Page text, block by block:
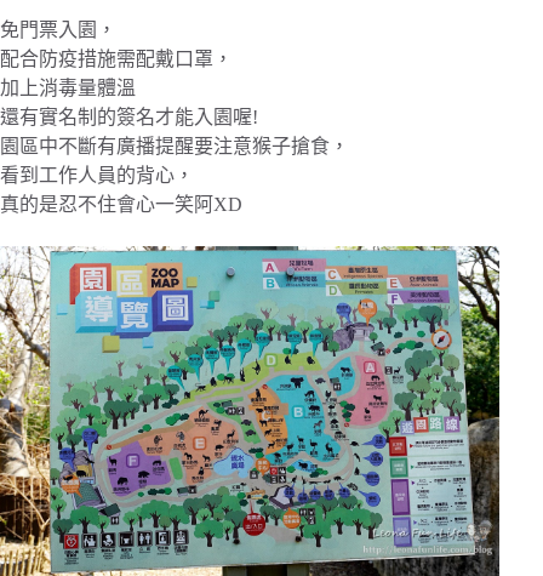
免門票入園，
配合防疫措施需配戴口罩，
加上消毒量體溫
還有實名制的簽名才能入園喔!
園區中不斷有廣播提醒要注意猴子搶食，
看到工作人員的背心，
真的是忍不住會心一笑阿XD